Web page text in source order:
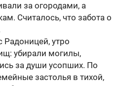
за огородами, а
Считалось, что забота о
Радоницей, утро
убирали могилы,
за души усопших. По
застолья в тихой,